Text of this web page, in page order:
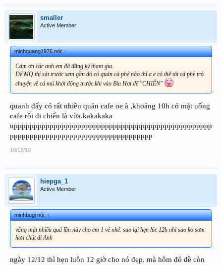
smaller
Active Member
minhquang1976 nói:↑
Cảm ơn các anh em đã đăng ký tham gia.
Để MQ thị sát trước xem gần đó có quán cà phê nào thì a e có thể tới cà phê trò
chuyện về cá mú khởi động trước khi vào Bia Hơi để "CHIẾN"
quanh đấy có rất nhiều quán cafe oe à ,khoảng 10h có mặt uống
cafe rồi đi chiến là vừa.kakakaka
upppppppppppppppppppppppppppppppppppppppppppppppppp
pppppppppppppppppppppppppppppppppppp
10/12/10
hiepga_1
Active Member
minhbugi nói:↑
vắng mặt nhiều quá lần này cho em 1 vé nhé. sao lại hẹn lúc 12h nhỉ sao ko sơm
hơn chút đi Anh
ngày 12/12 thì hẹn luôn 12 giờ cho nó đẹp. mà hôm đó đề còn